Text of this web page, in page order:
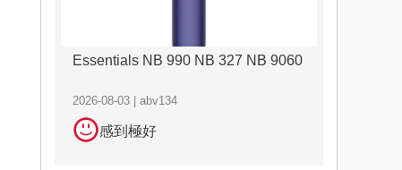
Essentials NB 990 NB 327 NB 9060
2026-08-03 | abv134
感到極好